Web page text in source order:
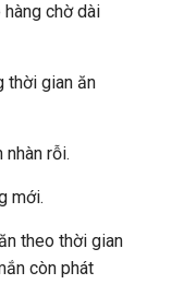
chờ dài
thời gian ăn
rỗi.
mới.
theo thời gian
còn phát